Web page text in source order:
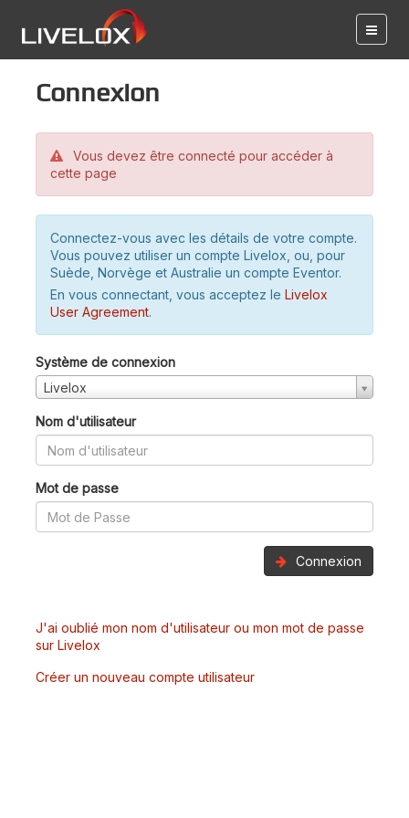
Connexion
Vous devez être connecté pour accéder à
cette page
Connectez-vous avec les détails de votre compte.
Vous pouvez utiliser un compte Livelox, ou, pour
Suède, Norvège et Australie un compte Eventor.
En vous connectant, vous acceptez le Livelox
User Agreement.
Système de connexion
Livelox
Nom d'utilisateur
Mot de passe
Connexion
J'ai oublié mon nom d'utilisateur ou mon mot de passe
sur Livelox
Créer un nouveau compte utilisateur